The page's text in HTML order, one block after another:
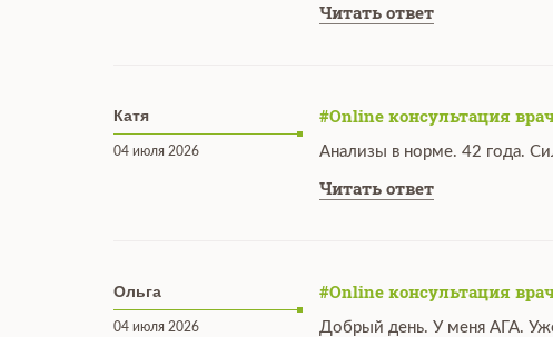
Читать ответ
Катя
04 июля 2026
#Online консультация
Анализы в норме. 42 года.
Читать ответ
Ольга
04 июля 2026
#Online консультация
Добрый день. У меня АГА.